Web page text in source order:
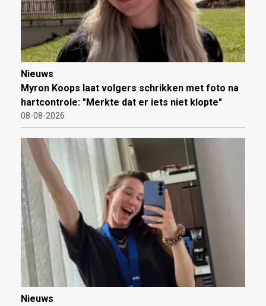
Nieuws
Myron Koops laat volgers schrikken met foto na
hartcontrole: "Merkte dat er iets niet klopte"
08-08-2026
Nieuws